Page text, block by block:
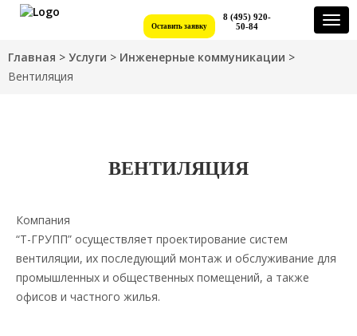
Оставить заявку
8 (495) 920-
50-84
Главная > Услуги > Инженерные коммуникации >
Вентиляция
ВЕНТИЛЯЦИЯ
Компания
“Т-ГРУПП” осуществляет проектирование систем
вентиляции, их последующий монтаж и обслуживание для
промышленных и общественных помещений, а также
офисов и частного жилья.